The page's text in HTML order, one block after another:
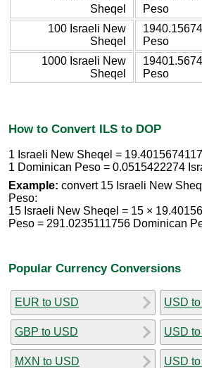
Sheqel
Peso
100 Israeli New
Sheqel
Peso
1000 Israeli New
Sheqel
Peso
How to Convert ILS to DOP
1 Israeli New Sheqel =
1 Dominican Peso = 0.0515422274
Example: convert 15 Israeli New
Peso:
15 Israeli New Sheqel = 15 ×
Peso = 291.0235111756 Dominican
Popular Currency Conversions
EUR to USD
GBP to USD
MXN to USD
USD
USD
USD to